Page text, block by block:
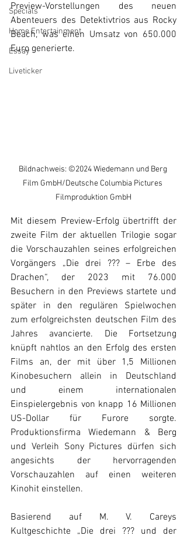
Specials
Home Entertainment
Essay
Liveticker
Preview-Vorstellungen des neuen
Abenteuers des Detektivtrios aus Rocky
Beach, was einen Umsatz von 650.000
Euro generierte.
Bildnachweis: ©2024 Wiedemann und Berg
Film GmbH/Deutsche Columbia Pictures
Filmproduktion GmbH
Mit diesem Preview-Erfolg übertrifft der
zweite Film der aktuellen Trilogie sogar
die Vorschauzahlen seines erfolgreichen
Vorgängers „Die drei ??? – Erbe des
Drachen“, der 2023 mit 76.000
Besuchern in den Previews startete und
später in den regulären Spielwochen
zum erfolgreichsten deutschen Film des
Jahres avancierte. Die Fortsetzung
knüpft nahtlos an den Erfolg des ersten
Films an, der mit über 1,5 Millionen
Kinobesuchern allein in Deutschland
und einem internationalen
Einspielergebnis von knapp 16 Millionen
US-Dollar für Furore sorgte.
Produktionsfirma Wiedemann & Berg
und Verleih Sony Pictures dürfen sich
angesichts der hervorragenden
Vorschauzahlen auf einen weiteren
Kinohit einstellen.
Basierend auf M. V. Careys
Kultgeschichte „Die drei ??? und der